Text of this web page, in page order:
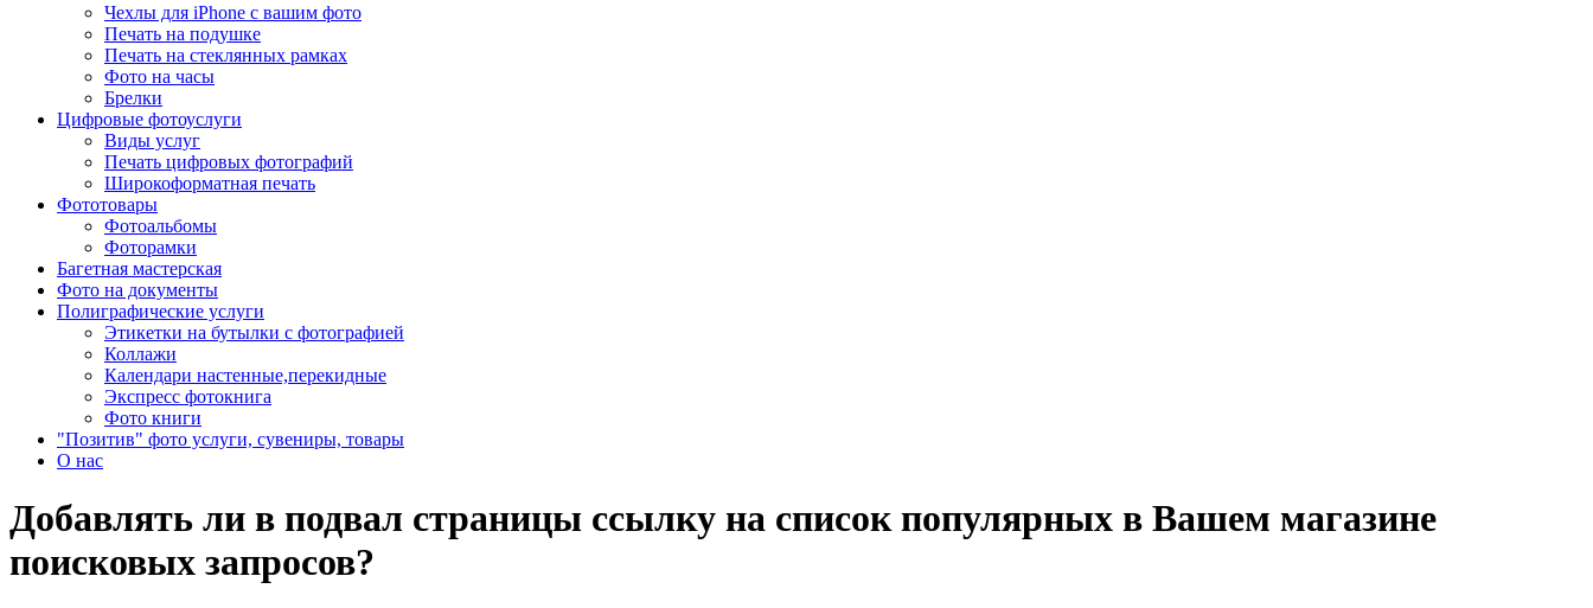
Чехлы для iPhone с вашим фото
Печать на подушке
Печать на стеклянных рамках
Фото на часы
Брелки
Цифровые фотоуслуги
Виды услуг
Печать цифровых фотографий
Широкоформатная печать
Фототовары
Фотоальбомы
Фоторамки
Багетная мастерская
Фото на документы
Полиграфические услуги
Этикетки на бутылки c фотографией
Коллажи
Календари настенные,перекидные
Экспресс фотокнига
Фото книги
"Позитив" фото услуги, сувениры, товары
О нас
Добавлять ли в подвал страницы ссылку на список популярных в Вашем магазине
поисковых запросов?